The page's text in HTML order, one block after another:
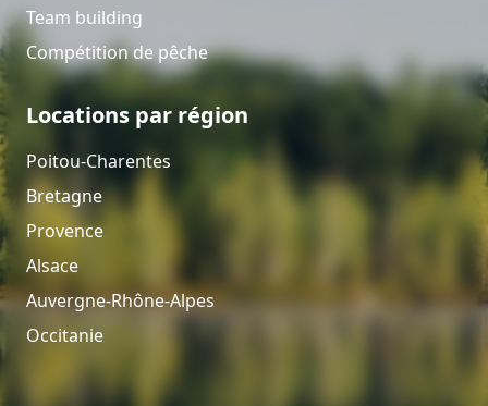
Team building
Compétition de pêche
Locations par région
Poitou-Charentes
Bretagne
Provence
Alsace
Auvergne-Rhône-Alpes
Occitanie